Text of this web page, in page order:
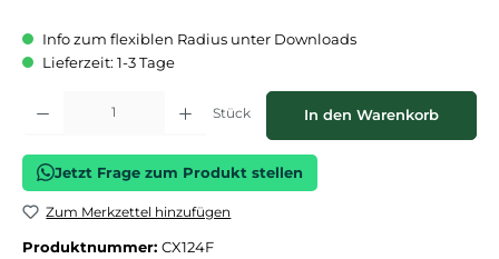
Info zum flexiblen Radius unter Downloads
Lieferzeit: 1-3 Tage
Produkt Anzahl: Gib den gewünschten Wert ein oder benutze die
Stück In den Warenkorb
Jetzt Frage zum Produkt stellen
Zum Merkzettel hinzufügen
Produktnummer: CX124F